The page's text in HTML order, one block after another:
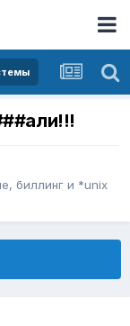
биллинг и *unix